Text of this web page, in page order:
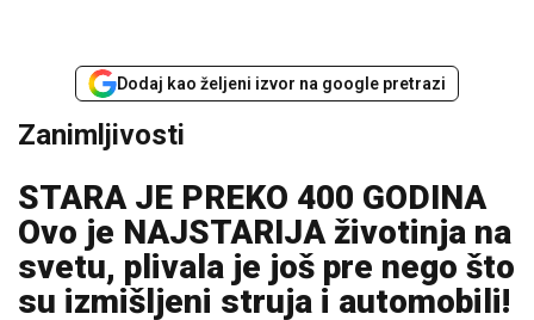
Dodaj kao željeni izvor na google pretrazi
Zanimljivosti
STARA JE PREKO 400 GODINA
Ovo je NAJSTARIJA životinja na
svetu, plivala je još pre nego što
su izmišljeni struja i automobili!